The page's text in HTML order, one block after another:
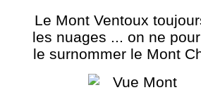
Le Mont Ventoux
les nuages ... on ne
le surnommer le Mont